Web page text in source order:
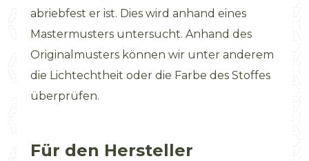
abriebfest er ist. Dies wird anhand eines
Mastermusters untersucht. Anhand des
Originalmusters können wir unter anderem
die Lichtechtheit oder die Farbe des Stoffes
überprüfen.
Für den Hersteller